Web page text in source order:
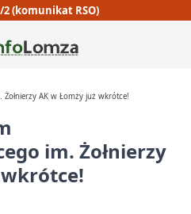
(komunikat RSO)
Żołnierzy AK w Łomży już wkrótce!
im. Żołnierzy